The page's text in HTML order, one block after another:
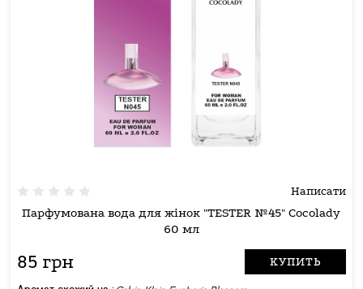
Написати
Парфумована вода для жінок "TESTER №45" Cocolady
60 мл
85 грн КУПИТЬ